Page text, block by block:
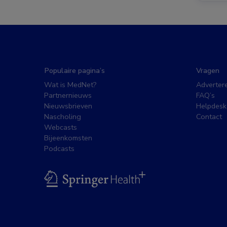
Populaire pagina’s
Wat is MedNet?
Partnernieuws
Nieuwsbrieven
Nascholing
Webcasts
Bijeenkomsten
Podcasts
Vragen
FAQ’s
Contact
BSL